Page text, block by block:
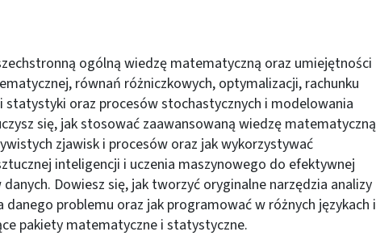
ogólną wiedzę matematyczną oraz umiejętności
równań różniczkowych, optymalizacji, rachunku
oraz procesów stochastycznych i modelowania
się, jak stosować zaawansowaną wiedzę matematyczną
zjawisk i procesów oraz jak wykorzystywać
inteligencji i uczenia maszynowego do efektywnej
Dowiesz się, jak tworzyć oryginalne narzędzia analizy
danego problemu oraz jak programować w różnych językach i
pakiety matematyczne i statystyczne.